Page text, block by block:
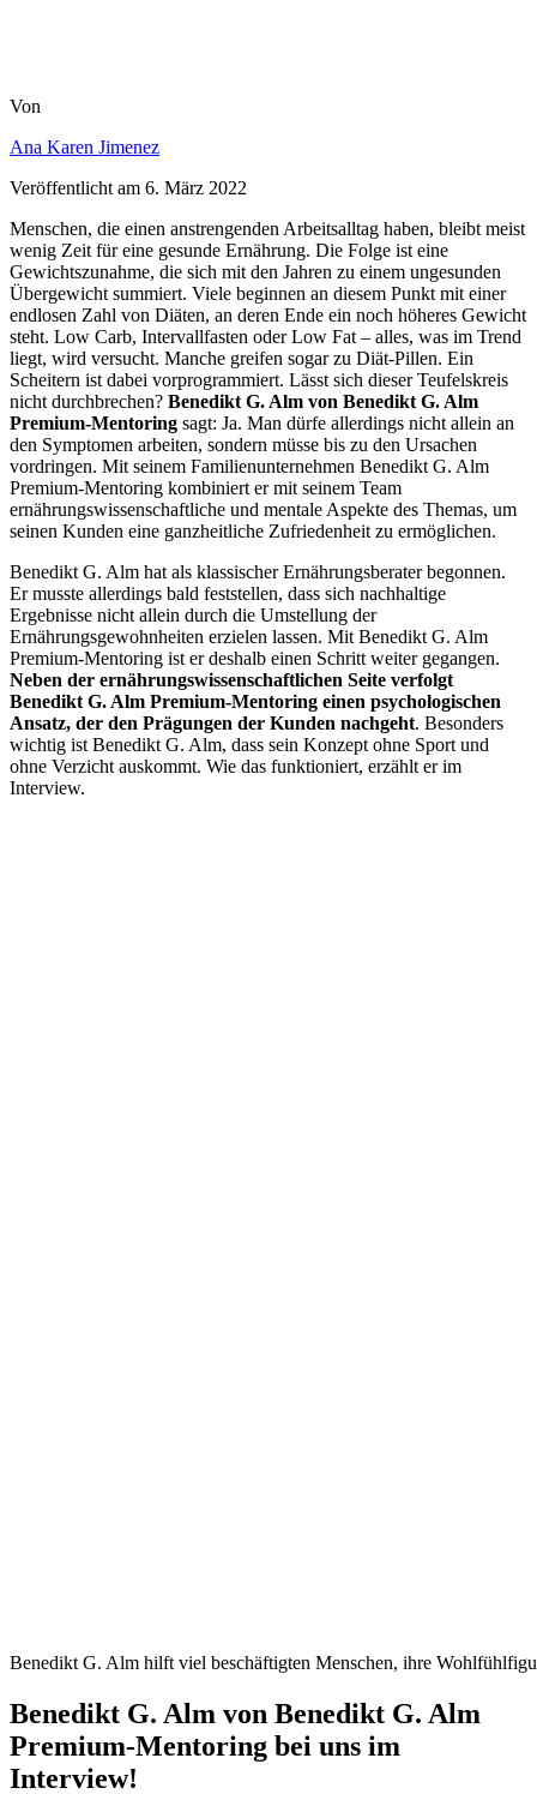
Von
Ana Karen Jimenez
Veröffentlicht am 6. März 2022
Menschen, die einen anstrengenden Arbeitsalltag haben, bleibt meist
wenig Zeit für eine gesunde Ernährung. Die Folge ist eine
Gewichtszunahme, die sich mit den Jahren zu einem ungesunden
Übergewicht summiert. Viele beginnen an diesem Punkt mit einer
endlosen Zahl von Diäten, an deren Ende ein noch höheres Gewicht
steht. Low Carb, Intervallfasten oder Low Fat – alles, was im Trend
liegt, wird versucht. Manche greifen sogar zu Diät-Pillen. Ein
Scheitern ist dabei vorprogrammiert. Lässt sich dieser Teufelskreis
nicht durchbrechen? Benedikt G. Alm von Benedikt G. Alm
Premium-Mentoring sagt: Ja. Man dürfe allerdings nicht allein an
den Symptomen arbeiten, sondern müsse bis zu den Ursachen
vordringen. Mit seinem Familienunternehmen Benedikt G. Alm
Premium-Mentoring kombiniert er mit seinem Team
ernährungswissenschaftliche und mentale Aspekte des Themas, um
seinen Kunden eine ganzheitliche Zufriedenheit zu ermöglichen.
Benedikt G. Alm hat als klassischer Ernährungsberater begonnen.
Er musste allerdings bald feststellen, dass sich nachhaltige
Ergebnisse nicht allein durch die Umstellung der
Ernährungsgewohnheiten erzielen lassen. Mit Benedikt G. Alm
Premium-Mentoring ist er deshalb einen Schritt weiter gegangen.
Neben der ernährungswissenschaftlichen Seite verfolgt
Benedikt G. Alm Premium-Mentoring einen psychologischen
Ansatz, der den Prägungen der Kunden nachgeht. Besonders
wichtig ist Benedikt G. Alm, dass sein Konzept ohne Sport und
ohne Verzicht auskommt. Wie das funktioniert, erzählt er im
Interview.
Benedikt G. Alm hilft viel beschäftigten Menschen, ihre
Benedikt G. Alm von Benedikt G. Alm
Premium-Mentoring bei uns im
Interview!